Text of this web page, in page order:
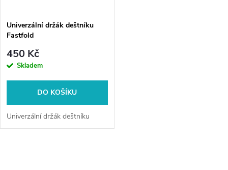
Univerzální držák deštníku
Fastfold
450 Kč
Skladem
DO KOŠÍKU
Univerzální držák deštníku